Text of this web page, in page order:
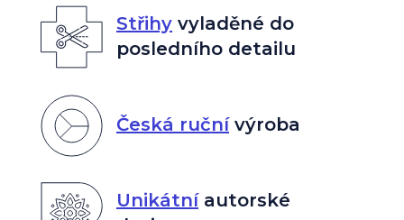
Střihyvyladěné do
posledního detailu
Česká ručnívýroba
Unikátníautorské